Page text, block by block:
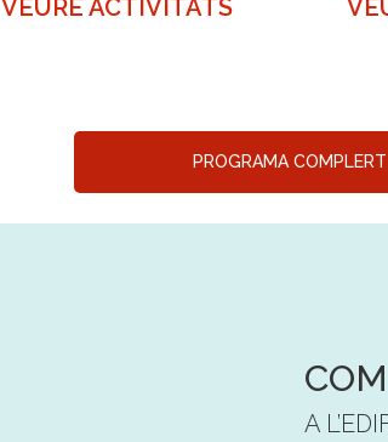
VEURE ACTIVITATS
PROGRAMA COMPLERT
A